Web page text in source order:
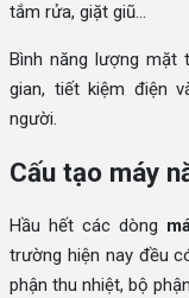
tắm rửa, giặt giũ...
Bình năng lượng mặt
gian, tiết kiệm điện
người.
Cấu tạo máy
Hầu hết các dòng
trường hiện nay đều
phận thu nhiệt, bộ